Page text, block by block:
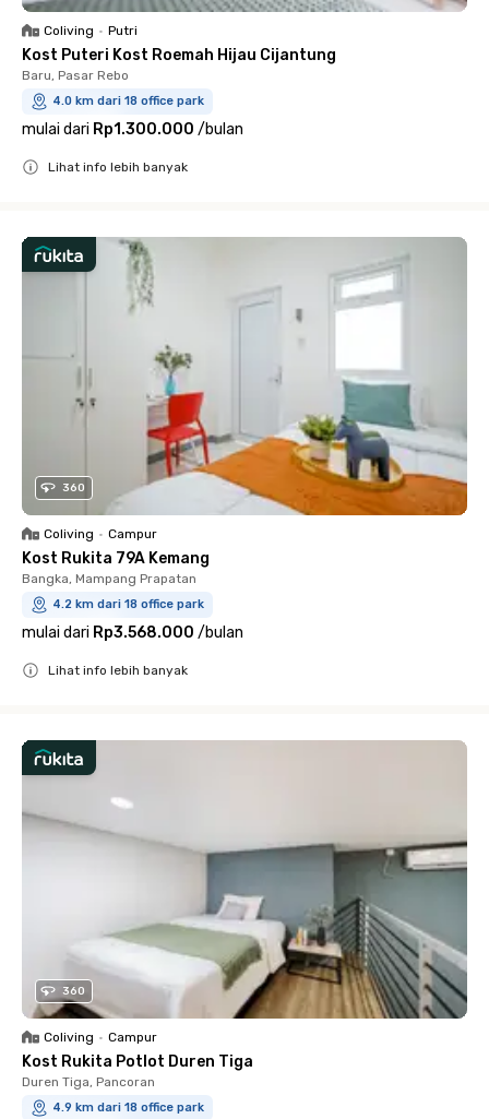
Coliving • Putri
Kost Puteri Kost Roemah Hijau Cijantung
Baru, Pasar Rebo
4.0 km dari 18 office park
mulai dari Rp1.300.000 /bulan
Lihat info lebih banyak
360
Coliving • Campur
Kost Rukita 79A Kemang
Bangka, Mampang Prapatan
4.2 km dari 18 office park
mulai dari Rp3.568.000 /bulan
Lihat info lebih banyak
360
Coliving • Campur
Kost Rukita Potlot Duren Tiga
Duren Tiga, Pancoran
4.9 km dari 18 office park